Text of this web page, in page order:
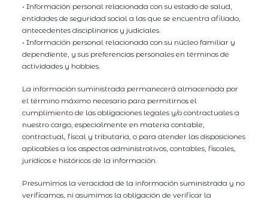
• Información personal relacionada con su estado de salud,
entidades de seguridad social a las que se encuentra afiliado,
antecedentes disciplinarios y judiciales.
• Información personal relacionada con su núcleo familiar y
dependiente, y sus preferencias personales en términos de
actividades y hobbies.
La información suministrada permanecerá almacenada por
el término máximo necesario para permitirnos el
cumplimiento de las obligaciones legales y/o contractuales a
nuestro cargo, especialmente en materia contable,
contractual, fiscal y tributaria, o para atender las disposiciones
aplicables a los aspectos administrativos, contables, fiscales,
jurídicos e históricos de la información.
Presumimos la veracidad de la información suministrada y no
verificamos, ni asumimos la obligación de verificar la